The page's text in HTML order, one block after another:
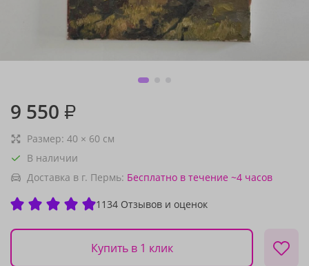
9 550 ₽
Размер: 40 × 60 см
В наличии
Доставка в г. Пермь: Бесплатно в течение ~4 часов
1134 Отзывов и оценок
Купить в 1 клик